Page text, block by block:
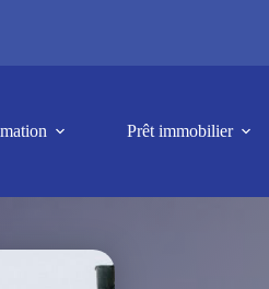
Prêt immobilier